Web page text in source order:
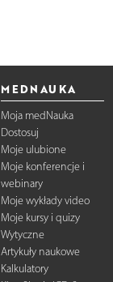
MEDNAUKA
Moja medNauka
Dostosuj
Moje ulubione
Moje konferencje i
webinary
Moje wykłady video
Moje kursy i quizy
Wytyczne
Artykuły naukowe
Kalkulatory